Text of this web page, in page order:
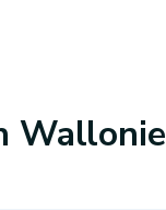
Wallonie